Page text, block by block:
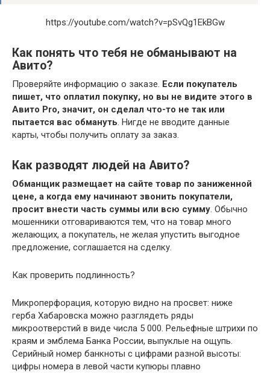
https://youtube.com/watch?v=pSvQg1EkBGw
Как понять что тебя не обманывают на
Авито?
Проверяйте информацию о заказе. Если покупатель
пишет, что оплатил покупку, но вы не видите этого в
Авито Pro, значит, он сделал что-то не так или
пытается вас обмануть. Нигде не вводите данные
карты, чтобы получить оплату за заказ.
Как разводят людей на Авито?
Обманщик размещает на сайте товар по заниженной
цене, а когда ему начинают звонить покупатели,
просит внести часть суммы или всю сумму. Обычно
мошенники отговариваются тем, что на товар много
желающих, а покупатель, не желая упустить выгодное
предложение, соглашается на сделку.
Как проверить подлинность?
Микроперфорация, которую видно на просвет: ниже
герба Хабаровска можно разглядеть ряды
микроотверстий в виде числа 5 000. Рельефные штрихи по
краям и эмблема Банка России, выпуклые на ощупь.
Серийный номер банкноты с цифрами разной высоты:
цифры номера в левой части купюры плавно